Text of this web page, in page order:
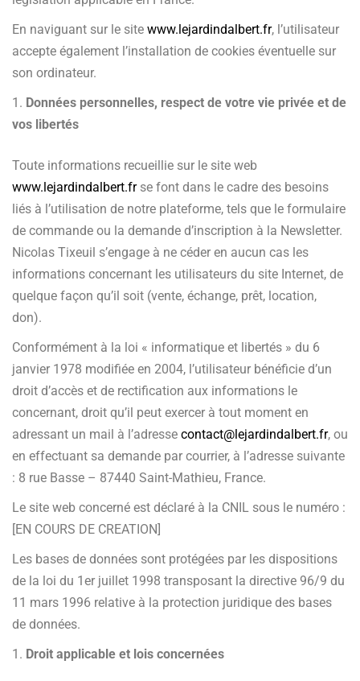
En naviguant sur le site www.lejardindalbert.fr, l’utilisateur
accepte également l’installation de cookies éventuelle sur
son ordinateur.
Données personnelles, respect de votre vie privée et de
vos libertés
Toute informations recueillie sur le site web
www.lejardindalbert.frse font dans le cadre des besoins
liés à l’utilisation de notre plateforme, tels que le formulaire
de commande ou la demande d’inscription à la Newsletter.
Nicolas Tixeuil s’engage à ne céder en aucun cas les
informations concernant les utilisateurs du site Internet, de
quelque façon qu’il soit (vente, échange, prêt, location,
don).
Conformément à la loi « informatique et libertés » du 6
janvier 1978 modifiée en 2004, l’utilisateur bénéficie d’un
droit d’accès et de rectification aux informations le
concernant, droit qu’il peut exercer à tout moment en
adressant un mail à l’adresse contact@lejardindalbert.fr, ou
en effectuant sa demande par courrier, à l’adresse suivante
: 8 rue Basse – 87440 Saint-Mathieu, France.
Le site web concerné est déclaré à la CNIL sous le numéro :
[EN COURS DE CREATION]
Les bases de données sont protégées par les dispositions
de la loi du 1er juillet 1998 transposant la directive 96/9 du
11 mars 1996 relative à la protection juridique des bases
de données.
Droit applicable et lois concernées